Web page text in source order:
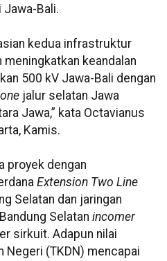
Bali.
kedua infrastruktur
keandalan
500 kV Jawa-Bali dengan
jalur selatan Jawa
Jawa,” kata Octavianus
Kamis.
proyek dengan
Extension Two Line
Selatan dan jaringan
Selatan incomer
sirkuit. Adapun nilai
Negeri (TKDN) mencapai